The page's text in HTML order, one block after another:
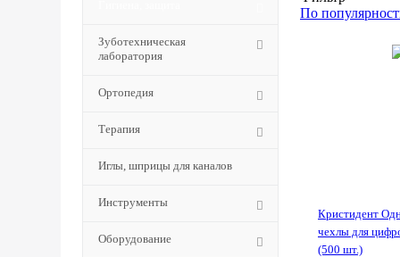
Зуботехническая
лаборатория
Ортопедия
Терапия
Иглы, шприцы для каналов
Инструменты
Оборудование
По
Кристидент
чехлы для
(500 шт.)